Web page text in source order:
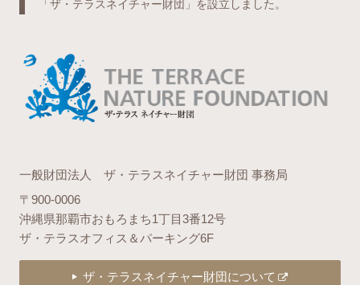
「ザ・テラスネイチャー財団」を設立しました。
一般財団法人 ザ・テラスネイチャー財団 事務局
〒900-0006
沖縄県那覇市おもろまち1丁目3番12号
ザ・テラスオフィス＆パーキング6F
ザ・テラスネイチャー財団について